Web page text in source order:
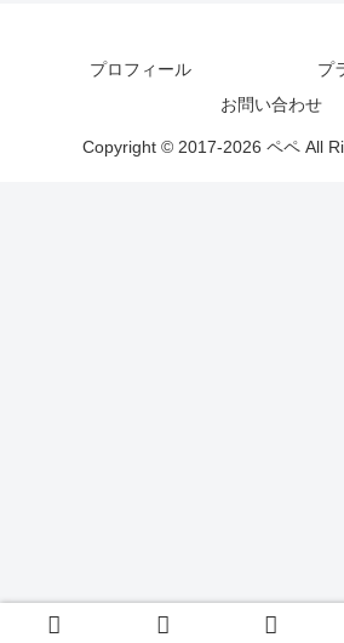
プロフィール
プ
お問い合わせ
Copyright © 2017-2026 ペペ All